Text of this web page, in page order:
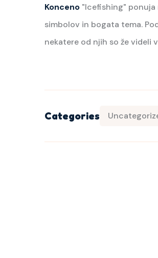
Konceno "Icefishing" ponuja
simbolov in bogata tema.
nekatere od njih so že videli
Categories